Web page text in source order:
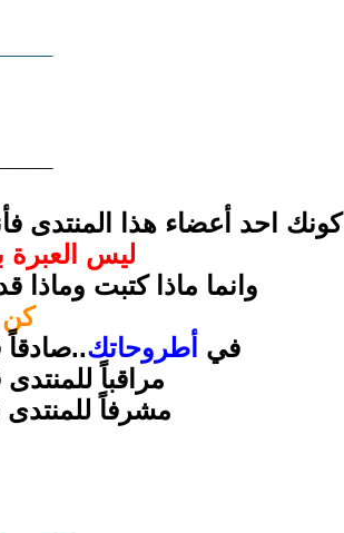
كونك احد أعضاء هذا المنتدى
ليس العبرة
وانما ماذا كتبت وماذا
كن
في أطروحاتك
مراقباً
مشرفاً